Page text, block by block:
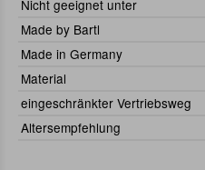
Nicht geeignet unter
Made by Bartl
Made in Germany
Material
eingeschränkter Vertriebsweg
Altersempfehlung